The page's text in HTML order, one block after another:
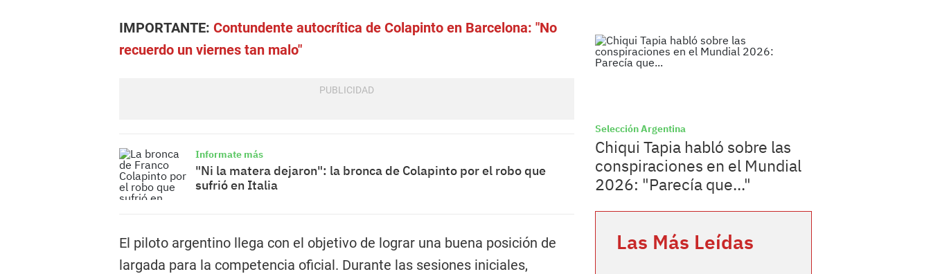
IMPORTANTE: Contundente autocrítica de Colapinto en Barcelona: "No
recuerdo un viernes tan malo"
Informate más
"Ni la matera dejaron": la bronca de Colapinto por el robo que
sufrió en Italia
El piloto argentino llega con el objetivo de lograr una buena posición de
largada para la competencia oficial. Durante las sesiones iniciales,
Selección Argentina
Chiqui Tapia habló sobre las
conspiraciones en el Mundial
2026: "Parecía que..."
Las Más Leídas